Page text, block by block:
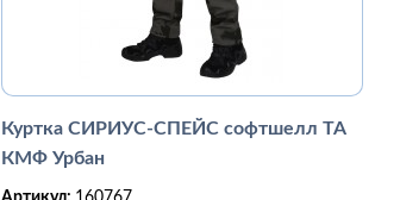
Куртка СИРИУС-СПЕЙС софтшелл ТА
КМФ Урбан